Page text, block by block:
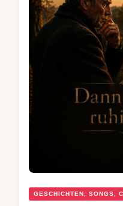
GESCHICHTEN, SONGS,